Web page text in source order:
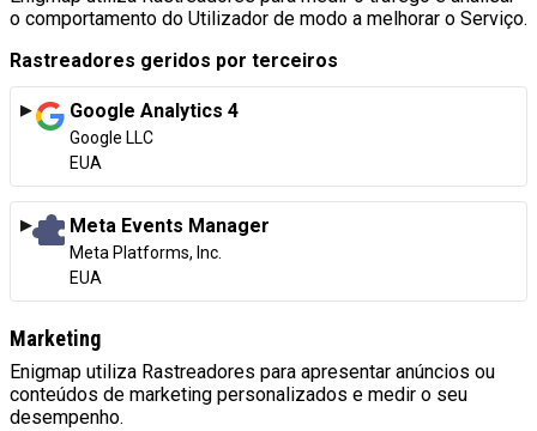
o comportamento do Utilizador de modo a melhorar o Serviço.
Rastreadores geridos por terceiros
Google Analytics 4
Empresa:
Google LLC
Local de tratamento:
EUA
Meta Events Manager
Empresa:
Meta Platforms, Inc.
Local de tratamento:
EUA
Marketing
Enigmap utiliza Rastreadores para apresentar anúncios ou
conteúdos de marketing personalizados e medir o seu
desempenho.